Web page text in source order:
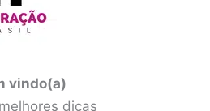
vindo(a)
dicas